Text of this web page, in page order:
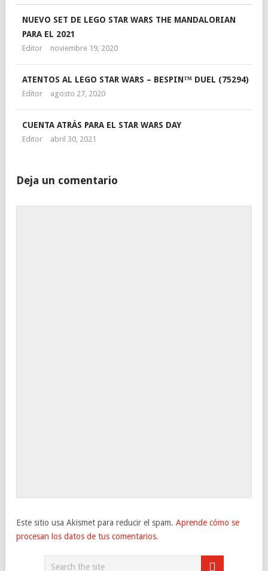
NUEVO SET DE LEGO STAR WARS THE MANDALORIAN
PARA EL 2021
Editor noviembre 19, 2020
ATENTOS AL LEGO STAR WARS – BESPIN™ DUEL (75294)
Editor agosto 27, 2020
CUENTA ATRÁS PARA EL STAR WARS DAY
Editor abril 30, 2021
Deja un comentario
Este sitio usa Akismet para reducir el spam. Aprende cómo se
procesan los datos de tus comentarios.